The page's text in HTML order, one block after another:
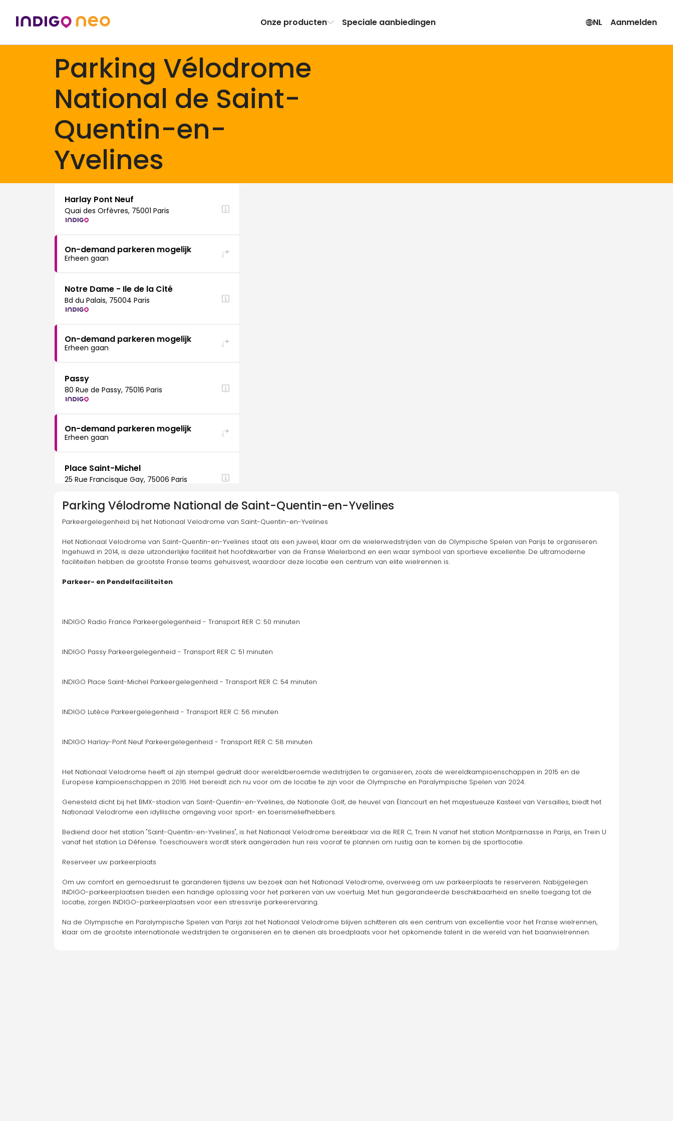
Onze producten Speciale aanbiedingen NL Aanmelden
Parking Vélodrome
National de Saint-
Quentin-en-
Yvelines
Harlay Pont Neuf
Quai des Orfèvres, 75001 Paris
On-demand parkeren mogelijk
Erheen gaan
Notre Dame - Ile de la Cité
Bd du Palais, 75004 Paris
On-demand parkeren mogelijk
Erheen gaan
Passy
80 Rue de Passy, 75016 Paris
On-demand parkeren mogelijk
Erheen gaan
Place Saint-Michel
25 Rue Francisque Gay, 75006 Paris
On-demand parkeren mogelijk
Erheen gaan
Radio France
Parking Vélodrome National de Saint-Quentin-en-Yvelines
Parkeergelegenheid bij het Nationaal Velodrome van Saint-Quentin-en-Yvelines
Het Nationaal Velodrome van Saint-Quentin-en-Yvelines staat als een juweel, klaar om de wielerwedstrijden van de Olympische Spelen van Parijs te organiseren.
Ingehuwd in 2014, is deze uitzonderlijke faciliteit het hoofdkwartier van de Franse Wielerbond en een waar symbool van sportieve excellentie. De ultramoderne
faciliteiten hebben de grootste Franse teams gehuisvest, waardoor deze locatie een centrum van elite wielrennen is.
Parkeer- en Pendelfaciliteiten
INDIGO Radio France Parkeergelegenheid - Transport RER C: 50 minuten
INDIGO Passy Parkeergelegenheid - Transport RER C: 51 minuten
INDIGO Place Saint-Michel Parkeergelegenheid - Transport RER C: 54 minuten
INDIGO Lutèce Parkeergelegenheid - Transport RER C: 56 minuten
INDIGO Harlay-Pont Neuf Parkeergelegenheid - Transport RER C: 58 minuten
Het Nationaal Velodrome heeft al zijn stempel gedrukt door wereldberoemde wedstrijden te organiseren, zoals de wereldkampioenschappen in 2015 en de
Europese kampioenschappen in 2016. Het bereidt zich nu voor om de locatie te zijn voor de Olympische en Paralympische Spelen van 2024.
Genesteld dicht bij het BMX-stadion van Saint-Quentin-en-Yvelines, de Nationale Golf, de heuvel van Élancourt en het majestueuze Kasteel van Versailles, biedt het
Nationaal Velodrome een idyllische omgeving voor sport- en toerismeliefhebbers.
Bediend door het station "Saint-Quentin-en-Yvelines", is het Nationaal Velodrome bereikbaar via de RER C, Trein N vanaf het station Montparnasse in Parijs, en Trein U
vanaf het station La Défense. Toeschouwers wordt sterk aangeraden hun reis vooraf te plannen om rustig aan te komen bij de sportlocatie.
Reserveer uw parkeerplaats
Om uw comfort en gemoedsrust te garanderen tijdens uw bezoek aan het Nationaal Velodrome, overweeg om uw parkeerplaats te reserveren. Nabijgelegen
INDIGO-parkeerplaatsen bieden een handige oplossing voor het parkeren van uw voertuig. Met hun gegarandeerde beschikbaarheid en snelle toegang tot de
locatie, zorgen INDIGO-parkeerplaatsen voor een stressvrije parkeerervaring.
Na de Olympische en Paralympische Spelen van Parijs zal het Nationaal Velodrome blijven schitteren als een centrum van excellentie voor het Franse wielrennen,
klaar om de grootste internationale wedstrijden te organiseren en te dienen als broedplaats voor het opkomende talent in de wereld van het baanwielrennen.